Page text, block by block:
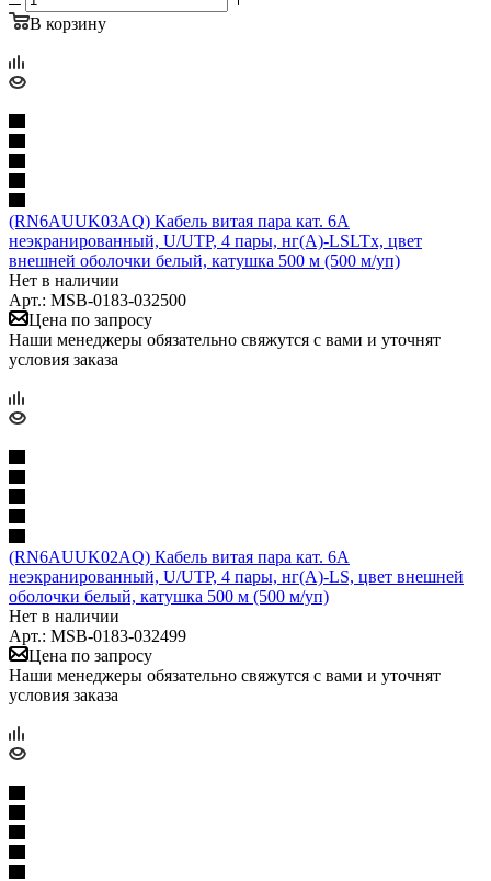
В корзину
(RN6AUUK03AQ) Кабель витая пара кат. 6A
неэкранированный, U/UTP, 4 пары, нг(А)-LSLTx, цвет
внешней оболочки белый, катушка 500 м (500 м/уп)
Нет в наличии
Арт.: MSB-0183-032500
Цена по запросу
Наши менеджеры обязательно свяжутся с вами и уточнят
условия заказа
(RN6AUUK02AQ) Кабель витая пара кат. 6A
неэкранированный, U/UTP, 4 пары, нг(А)-LS, цвет внешней
оболочки белый, катушка 500 м (500 м/уп)
Нет в наличии
Арт.: MSB-0183-032499
Цена по запросу
Наши менеджеры обязательно свяжутся с вами и уточнят
условия заказа